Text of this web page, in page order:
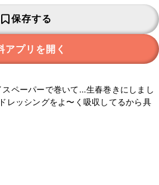
保存する
アプリを開く
ペーパーで巻いて…生春巻きにしまし
レッシングをよ〜く吸収してるから具